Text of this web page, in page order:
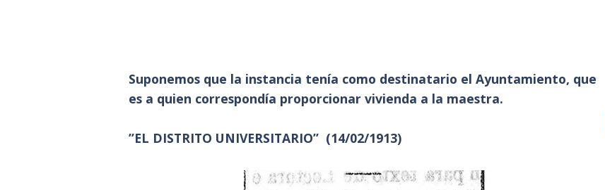
Suponemos que la instancia tenía como destinatario el Ayuntamiento, que
es a quien correspondía proporcionar vivienda a la maestra.
”EL DISTRITO UNIVERSITARIO” (14/02/1913)